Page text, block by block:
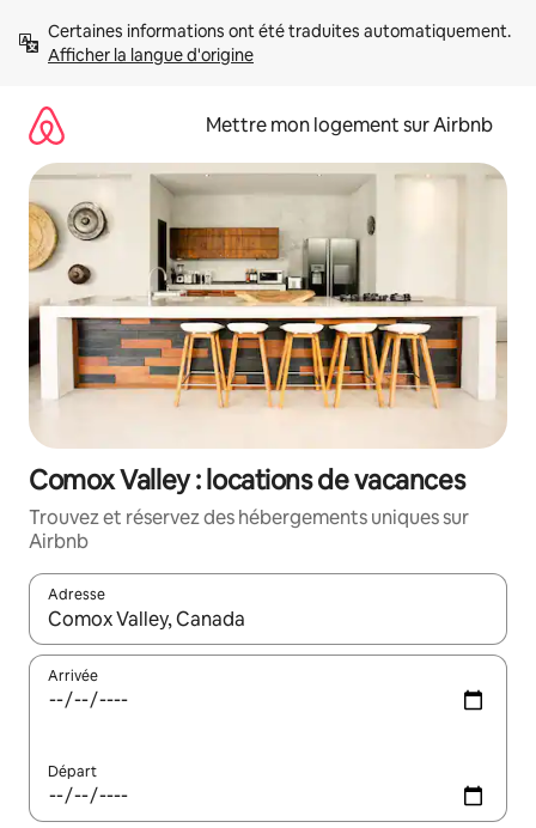
directement
Afficher la langue d'origine
Mettre mon logement sur Airbnb
Comox Valley : locations de vacances
Trouvez et réservez des hébergements uniques sur
Airbnb
Adresse
Lorsque les résultats s'affichent, utilisez les flèches vers le
Arrivée
Départ